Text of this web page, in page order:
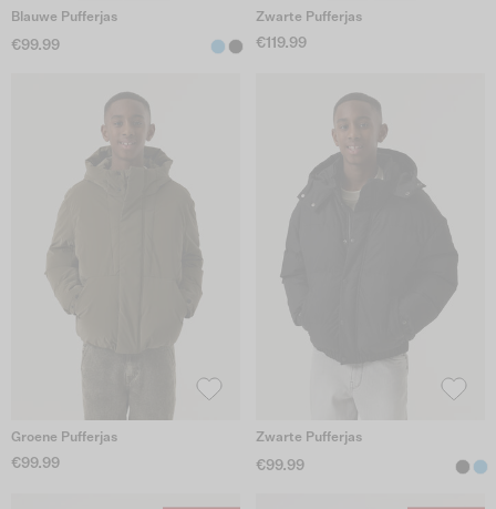
Blauwe Pufferjas
€99.99
Zwarte Pufferjas
€119.99
Groene Pufferjas
€99.99
Zwarte Pufferjas
€99.99